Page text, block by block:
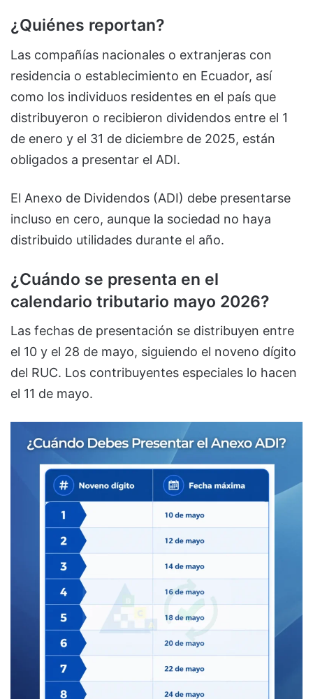
¿Quiénes reportan?
Las compañías nacionales o extranjeras con
residencia o establecimiento en Ecuador, así
como los individuos residentes en el país que
distribuyeron o recibieron dividendos entre el 1
de enero y el 31 de diciembre de 2025, están
obligados a presentar el ADI.
El Anexo de Dividendos (ADI) debe presentarse
incluso en cero, aunque la sociedad no haya
distribuido utilidades durante el año.
¿Cuándo se presenta en el
calendario tributario mayo 2026?
Las fechas de presentación se distribuyen entre
el 10 y el 28 de mayo, siguiendo el noveno dígito
del RUC. Los contribuyentes especiales lo hacen
el 11 de mayo.